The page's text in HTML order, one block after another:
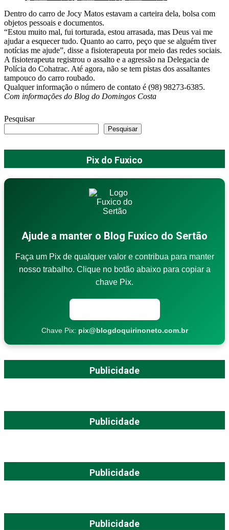
Dentro do carro de Jocy Matos estavam a carteira dela, bolsa com
objetos pessoais e documentos.
“Estou muito mal, fui torturada, estou arrasada, mas Deus vai me
ajudar a esquecer tudo. Quanto ao carro, peço que se alguém tiver
notícias me ajude”, disse a fisioterapeuta por meio das redes sociais.
A fisioterapeuta registrou o assalto e a agressão na Delegacia de
Polícia do Cohatrac. Até agora, não se tem pistas dos assaltantes
tampouco do carro roubado.
Qualquer informação o número de contato é (98) 98273-6385.
Com informações do Blog do Domingos Costa
Pesquisar
Pesquisar
Pix do Fuxico
Ajude a manter o Blog Fuxico do Sertão
Faça um Pix de qualquer valor e contribua para manter
nosso trabalho. Clique no botão abaixo para copiar a
chave Pix.
Chave Pix: pix@blogdoquirinoneto.com.br
Publicidade
Publicidade
Publicidade
Publicidade